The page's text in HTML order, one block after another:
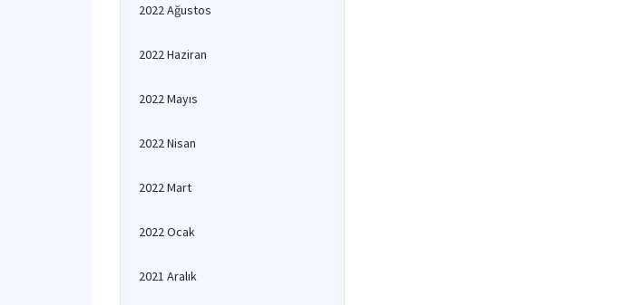
2022 Ağustos
2022 Haziran
2022 Mayıs
2022 Nisan
2022 Mart
2022 Ocak
2021 Aralık